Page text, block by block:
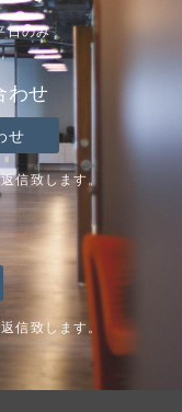
日のみ
わせ
せ
信致します。
信致します。